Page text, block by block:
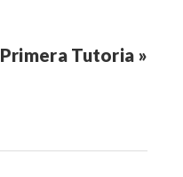
Primera Tutoria »